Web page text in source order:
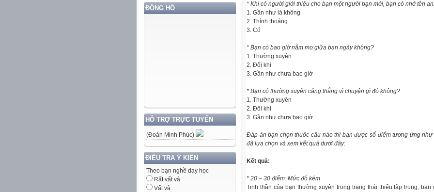
ĐỒNG HỒ
HỖ TRỢ TRỰC TUYẾN
(Đoàn Minh Phúc)
ĐIỀU TRA Ý KIẾN
Theo bạn nghề dạy học
Rất vất vả
Vất vả
* Khi có người giới thiệu cho bạn một người bạn mới, bạn có nhớ tên
1. Gần như là không
2. Thỉnh thoảng
3. Có
* Bạn có bao giờ nằm mơ giữa ban ngày không?
1. Thường xuyên
2. Đôi khi
3. Gần như chưa bao giờ
* Bạn có thường xuyên căng thẳng vì chuyện gì đó không?
1. Thường xuyên
2. Đôi khi
3. Gần như chưa bao giờ
Đáp án bạn chọn thuộc câu nào thì bạn được số điểm tương ứng
đã lựa chọn và xem kết quả dưới đây:
Kết quả:
* 20 – 30 điểm: Mức độ kém
Tinh thần của bạn thường xuyên trong trạng thái thiếu tập trung,